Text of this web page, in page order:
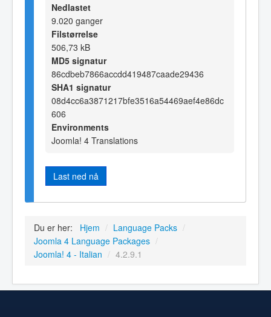
Nedlastet
9.020 ganger
Filstørrelse
506,73 kB
MD5 signatur
86cdbeb7866accdd419487caade29436
SHA1 signatur
08d4cc6a3871217bfe3516a54469aef4e86dc
606
Environments
Joomla! 4 Translations
Last ned nå
Du er her: Hjem / Language Packs /
Joomla 4 Language Packages /
Joomla! 4 - Italian / 4.2.9.1